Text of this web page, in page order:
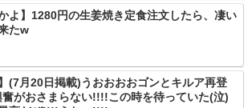
かよ】1280円の生姜焼き定食注文したら、凄い
たw
】(7月20日掲載)うおおおおゴンとキルア再登
がおさまらない!!!!この時を待っていた(泣)